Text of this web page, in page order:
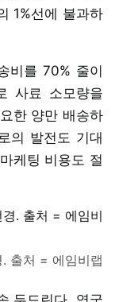
1%선에 불과하
비를 70% 줄이
사료 소모량을
한 양만 배송하
의 발전도 기대
케팅 비용도 절
출처 = 에임비랩